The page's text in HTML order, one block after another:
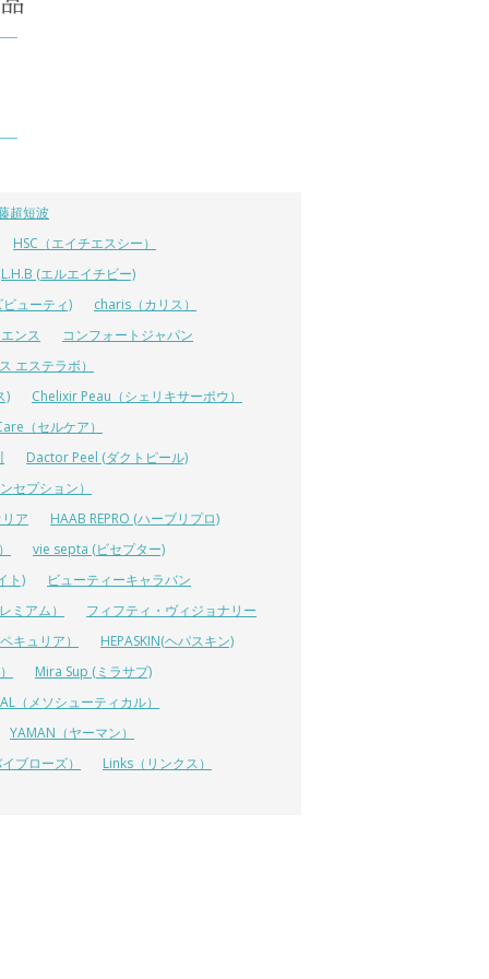
超短波
HSC（エイチエスシー）
L.H.B (エルエイチビー)
ューティ)
charis（カリス）
ンス
コンフォートジャパン
エステラボ）
)
Chelixir Peau（シェリキサーポウ）
（セルケア）
Dactor Peel (ダクトピール)
セプション）
ア
HAAB REPRO (ハーブリプロ)
vie septa (ビセプター)
ト)
ビューティーキャラバン
ミアム）
フィフティ・ヴィジョナリー
キュリア）
HEPASKIN(ヘパスキン)
Mira Sup (ミラサプ)
（メソシューティカル）
YAMAN（ヤーマン）
ブローズ）
Links（リンクス）